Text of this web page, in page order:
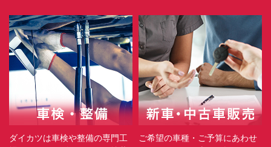
ダイカツは車検や整備の専門工
ご希望の車種・ご予算にあわせ